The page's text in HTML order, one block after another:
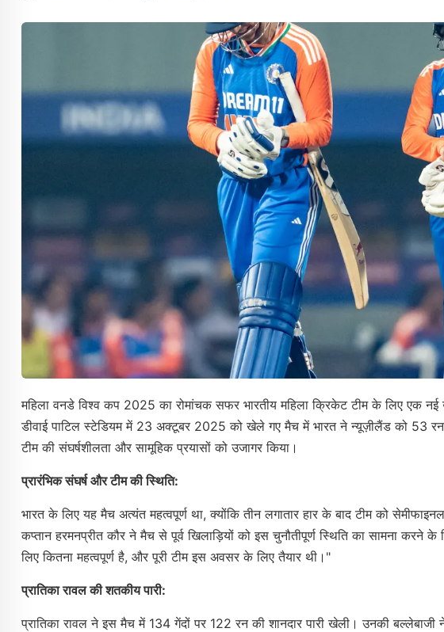
महिला वनडे विश्व कप 2025 का रोमांचक सफर भारतीय महिला क्रिकेट टीम के लिए एक
डीवाई पाटिल स्टेडियम में 23 अक्टूबर 2025 को खेले गए मैच में भारत ने न्यूज़ीलैंड को 53
टीम की संघर्षशीलता और सामूहिक प्रयासों को उजागर किया।
प्रारंभिक संघर्ष और टीम की स्थिति:
भारत के लिए यह मैच अत्यंत महत्वपूर्ण था, क्योंकि तीन लगातार हार के बाद टीम को
कप्तान हरमनप्रीत कौर ने मैच से पूर्व खिलाड़ियों को इस चुनौतीपूर्ण स्थिति का सामना करने
लिए कितना महत्वपूर्ण है, और पूरी टीम इस अवसर के लिए तैयार थी।"
प्रातिका रावल की शतकीय पारी:
प्रातिका रावल ने इस मैच में 134 गेंदों पर 122 रन की शानदार पारी खेली। उनकी